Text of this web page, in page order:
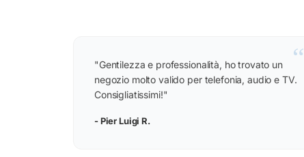
“
"Gentilezza e professionalità, ho trovato un
negozio molto valido per telefonia, audio e TV.
Consigliatissimi!"
- Pier Luigi R.